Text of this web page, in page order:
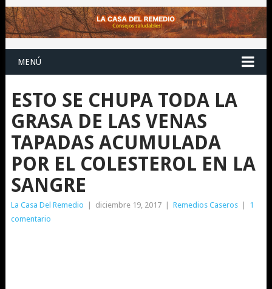
MENÚ
ESTO SE CHUPA TODA LA
GRASA DE LAS VENAS
TAPADAS ACUMULADA
POR EL COLESTEROL EN LA
SANGRE
La Casa Del Remedio diciembre 19, 2017 Remedios Caseros
1
comentario